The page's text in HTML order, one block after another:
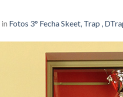
in Fotos 3° Fecha Skeet, Trap ,